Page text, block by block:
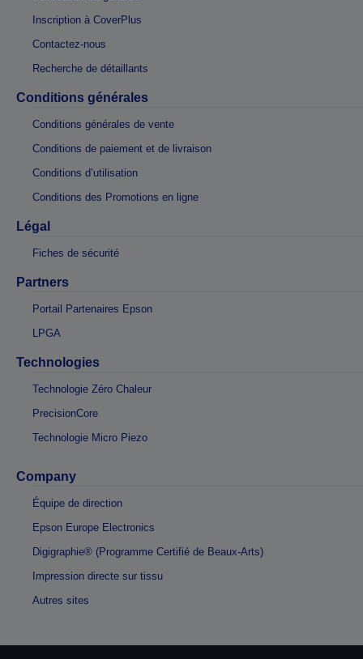
Inscription à CoverPlus
Contactez-nous
Recherche de détaillants
Conditions générales
Conditions générales de vente
Conditions de paiement et de livraison
Conditions d’utilisation
Conditions des Promotions en ligne
Légal
Fiches de sécurité
Partners
Portail Partenaires Epson
LPGA
Technologies
Technologie Zéro Chaleur
PrecisionCore
Technologie Micro Piezo
Company
Équipe de direction
Epson Europe Electronics
Digigraphie® (Programme Certifié de Beaux-Arts)
Impression directe sur tissu
Autres sites